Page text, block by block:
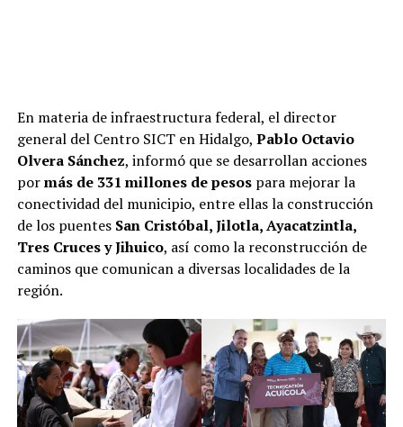
En materia de infraestructura federal, el director
general del Centro SICT en Hidalgo, Pablo Octavio
Olvera Sánchez, informó que se desarrollan acciones
pormás de 331 millones de pesospara mejorar la
conectividad del municipio, entre ellas la construcción
de los puentes San Cristóbal, Jilotla, Ayacatzintla,
Tres Cruces y Jihuico, así como la reconstrucción de
caminos que comunican a diversas localidades de la
región.